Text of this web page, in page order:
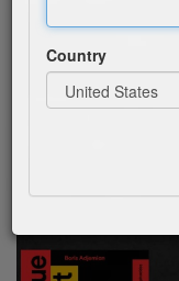
Orléans
Country